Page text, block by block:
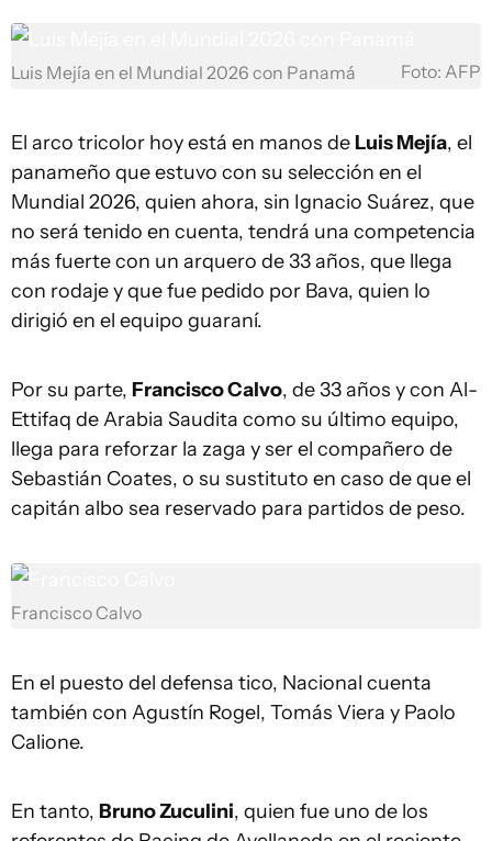
Luis Mejía en el Mundial 2026 con Panamá Foto: AFP
El arco tricolor hoy está en manos de Luis Mejía, el
panameño que estuvo con su selección en el
Mundial 2026, quien ahora, sin Ignacio Suárez, que
no será tenido en cuenta, tendrá una competencia
más fuerte con un arquero de 33 años, que llega
con rodaje y que fue pedido por Bava, quien lo
dirigió en el equipo guaraní.
Por su parte, Francisco Calvo, de 33 años y con Al-
Ettifaq de Arabia Saudita como su último equipo,
llega para reforzar la zaga y ser el compañero de
Sebastián Coates, o su sustituto en caso de que el
capitán albo sea reservado para partidos de peso.
Francisco Calvo
En el puesto del defensa tico, Nacional cuenta
también con Agustín Rogel, Tomás Viera y Paolo
Calione.
En tanto, Bruno Zuculini, quien fue uno de los